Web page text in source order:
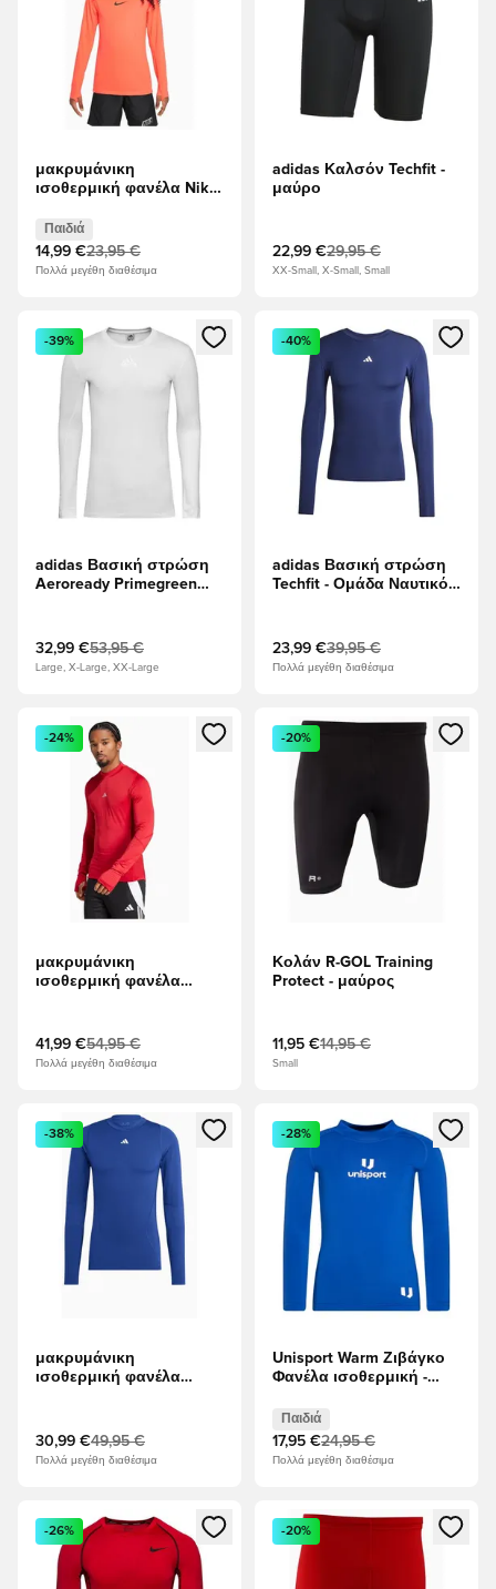
μακρυμάνικη
ισοθερμική φανέλα Nike
Παιδικό - το κόκκινο
Παιδιά
14,99 €23,95 €
Πολλά μεγέθη διαθέσιμα
adidas Καλσόν Techfit -
μαύρο
22,99 €29,95 €
XX-Small, X-Small, Small
Ανοίγει ένα Modal για να συνδεθείτε ή να εγγραφείτε ως
-39%
adidas Βασική στρώση
Aeroready Primegreen
32,99 €53,95 €
Large, X-Large, XX-Large
Ανοίγει ένα Modal για να
-40%
adidas Βασική στρώση
Techfit - Ομάδα Ναυτικό
23,99 €39,95 €
Πολλά μεγέθη διαθέσιμα
Ανοίγει ένα Modal για να συνδεθείτε ή να εγγραφείτε ως
-24%
μακρυμάνικη
ισοθερμική φανέλα
41,99 €54,95 €
Πολλά μεγέθη διαθέσιμα
Ανοίγει ένα Modal για να
-20%
Κολάν R-GOL Training
Protect - μαύρος
11,95 €14,95 €
Small
Ανοίγει ένα Modal για να συνδεθείτε ή να εγγραφείτε ως
-38%
μακρυμάνικη
ισοθερμική φανέλα
30,99 €49,95 €
Πολλά μεγέθη διαθέσιμα
Ανοίγει ένα Modal για να
-28%
Unisport Warm Ζιβάγκο
Φανέλα ισοθερμική -
Παιδιά
17,95 €24,95 €
Πολλά μεγέθη διαθέσιμα
Ανοίγει ένα Modal για να συνδεθείτε ή να εγγραφείτε ως
-26%
Ανοίγει ένα Modal για να
-20%